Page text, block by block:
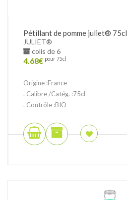
Pétillant de pomme juliet® 75cl
JULIET®
colis de 6
4.68€ pour 75cl
Origine :France
. Calibre /Catég. :75cl
. Contrôle :BIO